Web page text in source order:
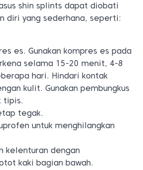
shin splints dapat diobati
diri yang sederhana, seperti:
es. Gunakan kompres es pada
selama 15-20 menit, 4-8
hari. Hindari kontak
kulit. Gunakan pembungkus
tipis.
tegak.
untuk menghilangkan
kelenturan dengan
kaki bagian bawah.